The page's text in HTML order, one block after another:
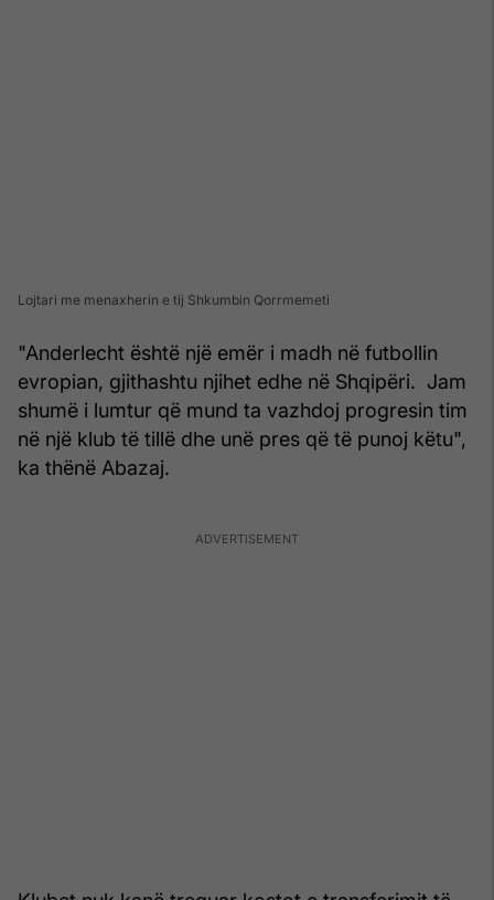
Lojtari me menaxherin e tij Shkumbin Qorrmemeti
"Anderlecht është një emër i madh në futbollin
evropian, gjithashtu njihet edhe në Shqipëri. Jam
shumë i lumtur që mund ta vazhdoj progresin tim
në një klub të tillë dhe unë pres që të punoj këtu",
ka thënë Abazaj.